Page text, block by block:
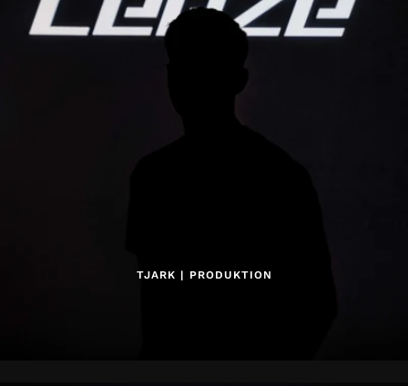
TJARK | PRODUKTION